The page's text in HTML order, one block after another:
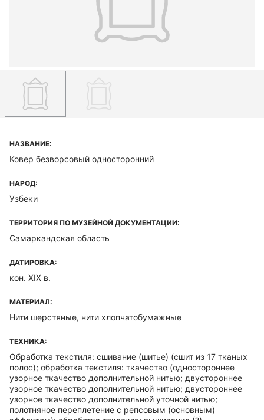
НАЗВАНИЕ:
Ковер безворсовый односторонний
НАРОД:
Узбеки
ТЕРРИТОРИЯ ПО МУЗЕЙНОЙ ДОКУМЕНТАЦИИ:
Самаркандская область
ДАТИРОВКА:
кон. XIX в.
МАТЕРИАЛ:
Нити шерстяные, нити хлопчатобумажные
ТЕХНИКА:
Обработка текстиля: сшивание (шитье) (сшит из 17 тканых
полос); обработка текстиля: ткачество (одностороннее
узорное ткачество дополнительной нитью; двустороннее
узорное ткачество дополнительной нитью; двустороннее
узорное ткачество дополнительной уточной нитью;
полотняное переплетение с репсовым (основным)